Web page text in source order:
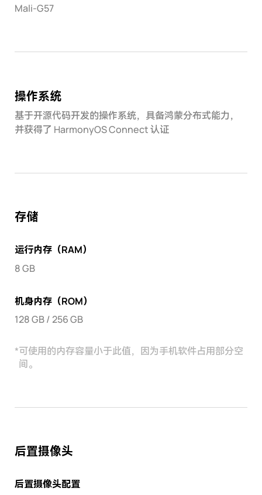
Mali-G57
操作系统
基于开源代码开发的操作系统，具备鸿蒙分布式能力，
并获得了 HarmonyOS Connect 认证
存储
运行内存（RAM）
8 GB
机身内存（ROM）
128 GB / 256 GB
*可使用的内存容量小于此值，因为手机软件占用部分空
间。
后置摄像头
后置摄像头配置